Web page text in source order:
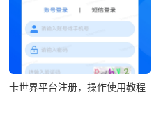
卡世界平台注册，操作使用教程